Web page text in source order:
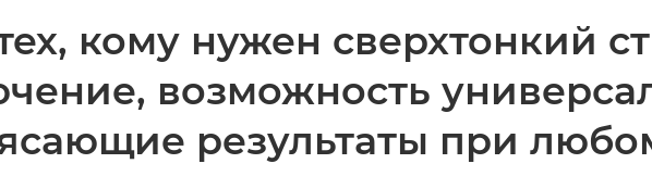
кому нужен сверхтонкий
возможность
результаты при